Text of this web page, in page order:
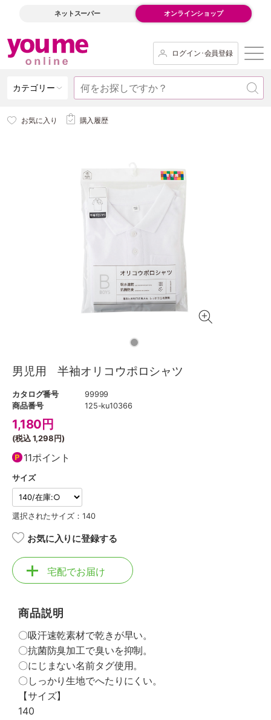
ネットスーパー オンラインショップ
ログイン･会員登録
カテゴリー
お気に入り 購入履歴
男児用 半袖オリコウポロシャツ
カタログ番号
99999
商品番号
125-ku10366
1,180 円
(税込1,298円)
11ポイント
サイズ
選択されたサイズ：140
お気に入りに登録する
宅配でお届け
商品説明
〇吸汗速乾素材で乾きが早い。
〇抗菌防臭加工で臭いを抑制。
〇にじまない名前タグ使用。
〇しっかり生地でへたりにくい。
【サイズ】
140